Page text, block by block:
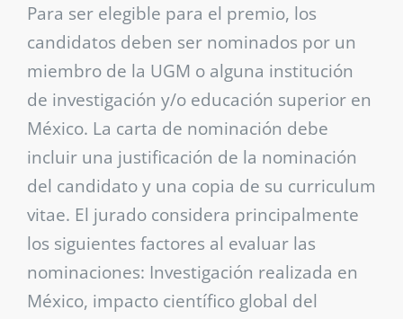
Para ser elegible para el premio, los
candidatos deben ser nominados por un
miembro de la UGM o alguna institución
de investigación y/o educación superior en
México. La carta de nominación debe
incluir una justificación de la nominación
del candidato y una copia de su curriculum
vitae. El jurado considera principalmente
los siguientes factores al evaluar las
nominaciones: Investigación realizada en
México, impacto científico global del